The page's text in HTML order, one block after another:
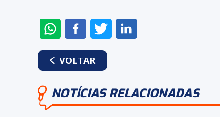
ENVIAR
NO
WHATSAPP
COMPARTILHAR
NO
FACEBOOK
COMPARTILHAR
NO
VOLTAR
NOTÍCIAS RELACIONADAS